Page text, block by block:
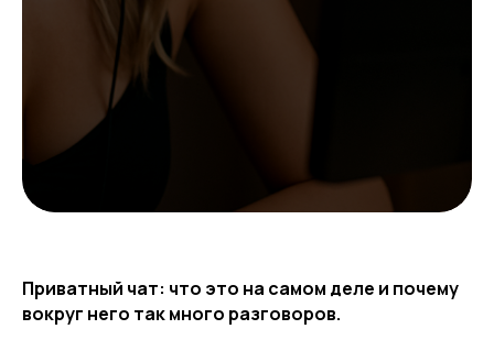
Приватный чат: что это на самом деле и почему
вокруг него так много разговоров.